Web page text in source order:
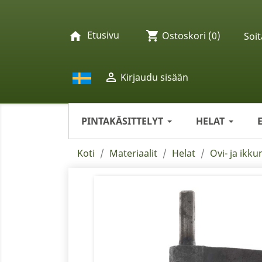
home Etusivu
 Kirjaudu sisään
shopping_cart Ostoskori (0)
PINTAKÄSITTELYT HELAT
Koti Materiaalit Helat Ovi- ja